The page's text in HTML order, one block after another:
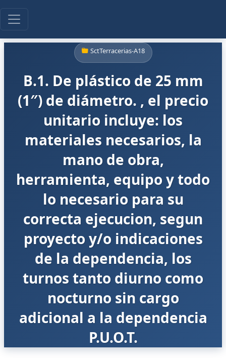
SctTerracerias-A18
B.1. De plástico de 25 mm
(1″) de diámetro. , el precio
unitario incluye: los
materiales necesarios, la
mano de obra,
herramienta, equipo y todo
lo necesario para su
correcta ejecucion, segun
proyecto y/o indicaciones
de la dependencia, los
turnos tanto diurno como
nocturno sin cargo
adicional a la dependencia
P.U.O.T.